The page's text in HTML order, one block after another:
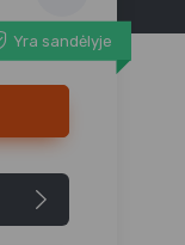
Yra sandėlyje